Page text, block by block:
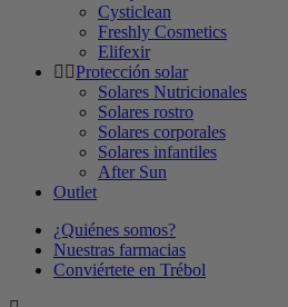
Cysticlean
Freshly Cosmetics
Elifexir
Protección solar
Solares Nutricionales
Solares rostro
Solares corporales
Solares infantiles
After Sun
Outlet
¿Quiénes somos?
Nuestras farmacias
Conviértete en Trébol